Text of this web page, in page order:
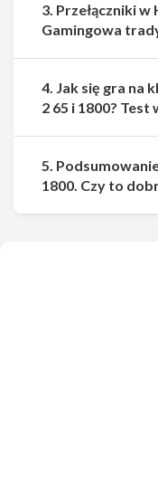
3. Przełączniki
Gamingowa
4. Jak się gra na
2 65 i 1800? Test
5.
1800. Czy to